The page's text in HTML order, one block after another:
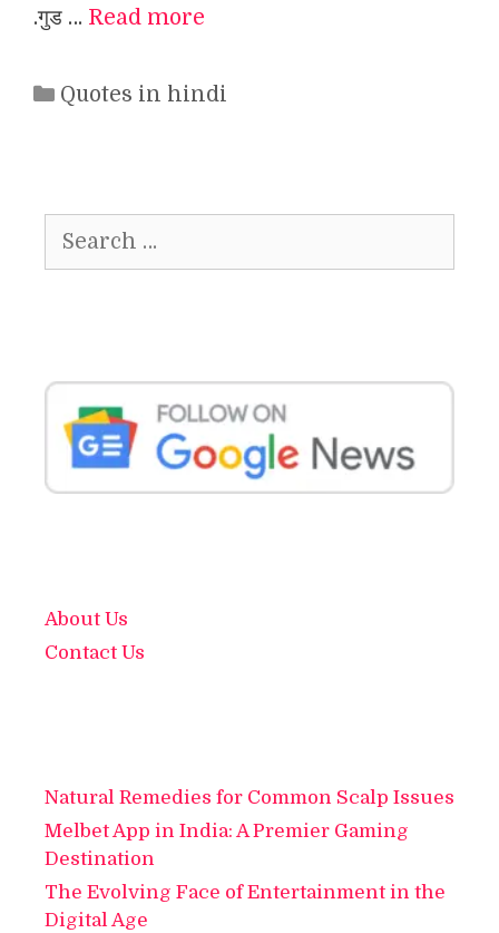
.गुड … Read more
Categories
Quotes in hindi
for:
About Us
Contact Us
Natural Remedies for Common Scalp Issues
Melbet App in India: A Premier Gaming
Destination
The Evolving Face of Entertainment in the
Digital Age